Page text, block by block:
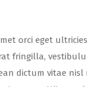
orci eget
fringilla,
dictum vitae nisl